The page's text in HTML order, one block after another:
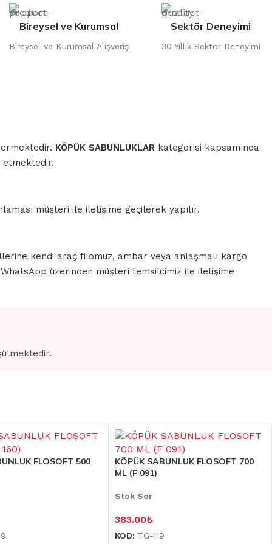
Bireysel ve Kurumsal
Bireysel ve Kurumsal Alışveriş
Sektör Deneyimi
30 Yıllık Sektör Deneyimi
KÖPÜK SABUNLUKLAR kategorisi kapsamında
etmektedir.
müşteri ile iletişime geçilerek yapılır.
kendi araç filomuz, ambar veya anlaşmalı kargo
üzerinden müşteri temsilcimiz ile iletişime
FLOSOFT 500
KÖPÜK SABUNLUK FLOSOFT 700
ML (F 091)
Stok Sor
383.00₺
KOD: TG-119